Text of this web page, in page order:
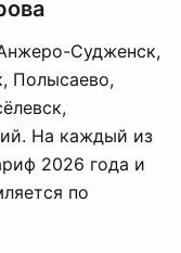
Судженск,
Полысаево,
На каждый из
2026 года и
по